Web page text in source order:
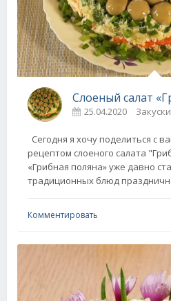
25.04.2020
Сегодня я хочу поделиться с
рецептом слоеного салата
«Грибная поляна» уже давно
традиционных блюд
Комментировать